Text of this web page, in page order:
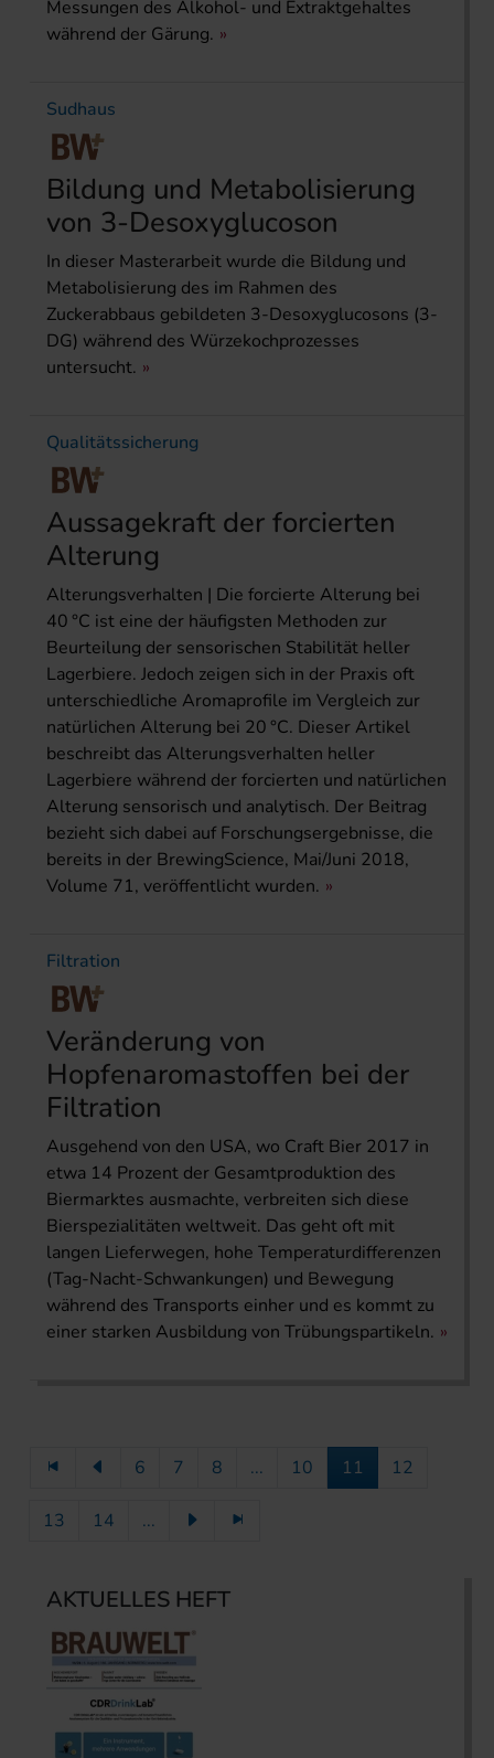
Messungen des Alkohol- und Extraktgehaltes
während der Gärung.
Sudhaus
Bildung und Metabolisierung
von 3-Desoxyglucoson
In dieser Masterarbeit wurde die Bildung und
Metabolisierung des im Rahmen des
Zuckerabbaus gebildeten 3-Desoxyglucosons (3-
DG) während des Würzekochprozesses
untersucht.
Qualitätssicherung
Aussagekraft der forcierten
Alterung
Alterungsverhalten | Die forcierte Alterung bei
40 °C ist eine der häufigsten Methoden zur
Beurteilung der sensorischen Stabilität heller
Lagerbiere. Jedoch zeigen sich in der Praxis oft
unterschiedliche Aromaprofile im Vergleich zur
natürlichen Alterung bei 20 °C. Dieser Artikel
beschreibt das Alterungsverhalten heller
Lagerbiere während der forcierten und natürlichen
Alterung sensorisch und analytisch. Der Beitrag
bezieht sich dabei auf Forschungsergebnisse, die
bereits in der BrewingScience, Mai/Juni 2018,
Volume 71, veröffentlicht wurden.
Filtration
Veränderung von
Hopfenaroma­stoffen bei der
Filtration
Ausgehend von den USA, wo Craft Bier 2017 in
etwa 14 Prozent der Gesamtproduktion des
Biermarktes ausmachte, verbreiten sich diese
Bierspezialitäten weltweit. Das geht oft mit
langen Lieferwegen, hohe Temperaturdifferenzen
(Tag-Nacht-Schwankungen) und Bewegung
während des Transports einher und es kommt zu
einer starken Ausbildung von Trübungspartikeln.
6 7 8 ... 10 11 12
13 14 ...
AKTUELLES HEFT